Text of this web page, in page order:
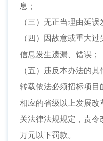
息；
（三）无正当理由延误
（四）因故意或重大
信息发生遗漏、错误；
（五）违反本办法的
转载依法必须招标项
相应的省级以上发展
关法律法规规定，责
万元以下罚款。